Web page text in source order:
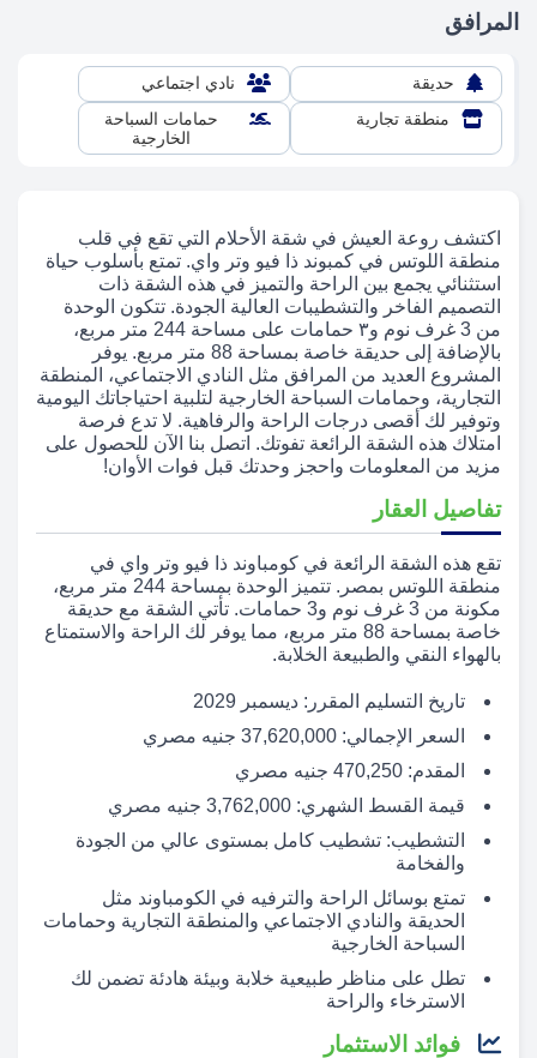
المرافق
حديقة
نادي اجتماعي
منطقة تجارية
حمامات السباحة
الخارجية
اكتشف روعة العيش في شقة الأحلام التي تقع في قلب
منطقة اللوتس في كمبوند ذا فيو وتر واي. تمتع بأسلوب حياة
استثنائي يجمع بين الراحة والتميز في هذه الشقة ذات
التصميم الفاخر والتشطيبات العالية الجودة. تتكون الوحدة
من 3 غرف نوم و٣ حمامات على مساحة 244 متر مربع،
بالإضافة إلى حديقة خاصة بمساحة 88 متر مربع. يوفر
المشروع العديد من المرافق مثل النادي الاجتماعي، المنطقة
التجارية، وحمامات السباحة الخارجية لتلبية احتياجاتك اليومية
وتوفير لك أقصى درجات الراحة والرفاهية. لا تدع فرصة
امتلاك هذه الشقة الرائعة تفوتك. اتصل بنا الآن للحصول على
مزيد من المعلومات واحجز وحدتك قبل فوات الأوان!
تفاصيل العقار
تقع هذه الشقة الرائعة في كومباوند ذا فيو وتر واي في
منطقة اللوتس بمصر. تتميز الوحدة بمساحة 244 متر مربع،
مكونة من 3 غرف نوم و3 حمامات. تأتي الشقة مع حديقة
خاصة بمساحة 88 متر مربع، مما يوفر لك الراحة والاستمتاع
بالهواء النقي والطبيعة الخلابة.
تاريخ التسليم المقرر: ديسمبر 2029
السعر الإجمالي: 37,620,000 جنيه مصري
المقدم: 470,250 جنيه مصري
قيمة القسط الشهري: 3,762,000 جنيه مصري
التشطيب: تشطيب كامل بمستوى عالي من الجودة
والفخامة
تمتع بوسائل الراحة والترفيه في الكومباوند مثل
الحديقة والنادي الاجتماعي والمنطقة التجارية وحمامات
السباحة الخارجية
تطل على مناظر طبيعية خلابة وبيئة هادئة تضمن لك
الاسترخاء والراحة
فوائد الاستثمار